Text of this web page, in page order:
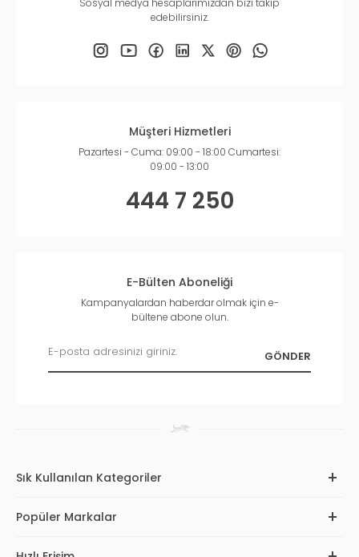
edebilirsiniz.
Müşteri Hizmetleri
Pazartesi - Cuma: 09:00 - 18:00 Cumartesi:
09:00 - 13:00
444 7 250
E-Bülten Aboneliği
Kampanyalardan haberdar olmak için e-
bültene abone olun.
Sık Kullanılan Kategoriler
Popüler Markalar